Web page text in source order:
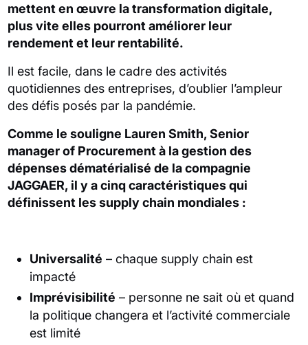
mettent en œuvre la transformation digitale,
plus vite elles pourront améliorer leur
rendement et leur rentabilité.
Il est facile, dans le cadre des activités
quotidiennes des entreprises, d’oublier l’ampleur
des défis posés par la pandémie.
Comme le souligne Lauren Smith, Senior
manager of Procurement à la gestion des
dépenses dématérialisé de la compagnie
JAGGAER, il y a cinq caractéristiques qui
définissent les supply chain mondiales :
Universalité – chaque supply chain est
impacté
Imprévisibilité – personne ne sait où et quand
la politique changera et l’activité commerciale
est limité